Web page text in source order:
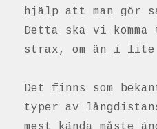
hjälp att man gör
Detta ska vi
strax, om än i lite
Det finns som
typer av